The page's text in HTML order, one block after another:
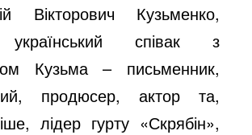
Вікторович Кузьменко,
український співак з
Кузьма – письменник,
продюсер, актор та,
лідер гурту «Скрябін»,